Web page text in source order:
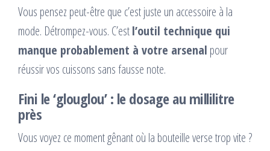
Vous pensez peut-être que c’est juste un accessoire à la
mode. Détrompez-vous. C’estl’outil technique qui
manque probablement à votre arsenal pour
réussir vos cuissons sans fausse note.
Fini le ‘glouglou’ : le dosage au millilitre
près
Vous voyez ce moment gênant où la bouteille verse trop vite ?